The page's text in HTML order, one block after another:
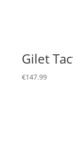
Gilet
€147.99